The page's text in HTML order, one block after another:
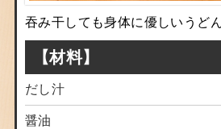
吞み干しても身体に優しいうど
【材料】
だし汁
醤油